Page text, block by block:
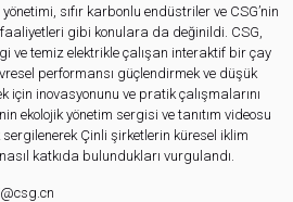
sıfır karbonlu endüstriler ve CSG’nin
gibi konulara da değinildi. CSG,
ve temiz elektrikle çalışan interaktif bir çay
performansı güçlendirmek ve düşük
için inovasyonunu ve pratik çalışmalarını
ekolojik yönetim sergisi ve tanıtım videosu
Çinli şirketlerin küresel iklim
katkıda bulundukları vurgulandı.